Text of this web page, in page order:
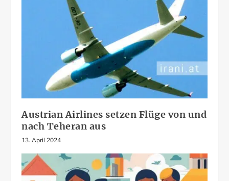
Austrian Airlines setzen Flüge von und
nach Teheran aus
13. April 2024